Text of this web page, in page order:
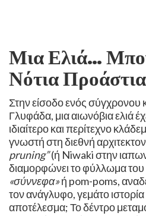
Μια Ελιά…
Νότια Προάστια
​Στην είσοδο ενός σύγχρονου
Γλυφάδα, μια αιωνόβια ελιά
ιδιαίτερο και περίτεχνο
γνωστή στη διεθνή
pruning”(ή Niwaki στην
διαμορφώνει το φύλλωμα
«σύννεφα»ή pom-poms,
τον ανάγλυφο, γεμάτο
αποτέλεσμα; Το δέντρο